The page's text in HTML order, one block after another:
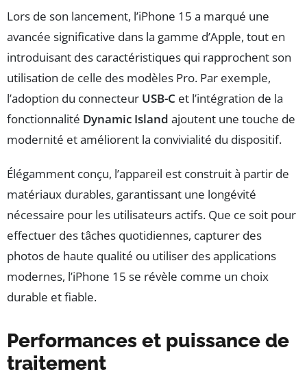
Lors de son lancement, l’iPhone 15 a marqué une
avancée significative dans la gamme d’Apple, tout en
introduisant des caractéristiques qui rapprochent son
utilisation de celle des modèles Pro. Par exemple,
l’adoption du connecteur USB-C et l’intégration de la
fonctionnalité Dynamic Island ajoutent une touche de
modernité et améliorent la convivialité du dispositif.
Élégamment conçu, l’appareil est construit à partir de
matériaux durables, garantissant une longévité
nécessaire pour les utilisateurs actifs. Que ce soit pour
effectuer des tâches quotidiennes, capturer des
photos de haute qualité ou utiliser des applications
modernes, l’iPhone 15 se révèle comme un choix
durable et fiable.
Performances et puissance de
traitement